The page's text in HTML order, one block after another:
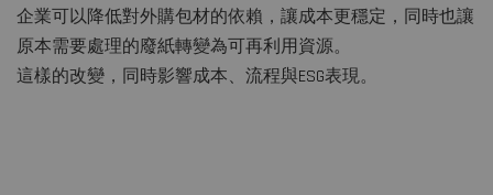
企業可以降低對外購包材的依賴，讓成本更穩定，同時也讓
原本需要處理的廢紙轉變為可再利用資源。
這樣的改變，同時影響成本、流程與ESG表現。